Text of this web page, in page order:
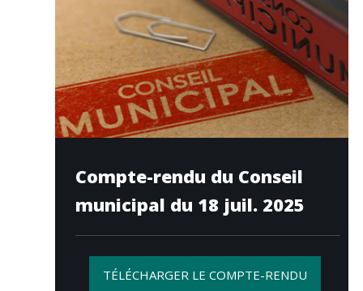
Compte-rendu du Conseil
municipal du 18 juil. 2025
TÉLÉCHARGER LE COMPTE-RENDU